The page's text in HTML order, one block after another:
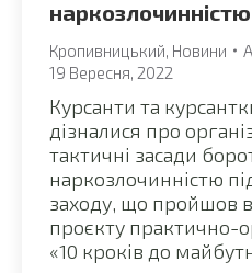
наркозлочинністю
Кропивницький Новини
19 Вересня, 2022
Курсанти та
дізналися про
тактичні засади
наркозлочинністю
заходу, що пройшов
проєкту практично-
«10 кроків до